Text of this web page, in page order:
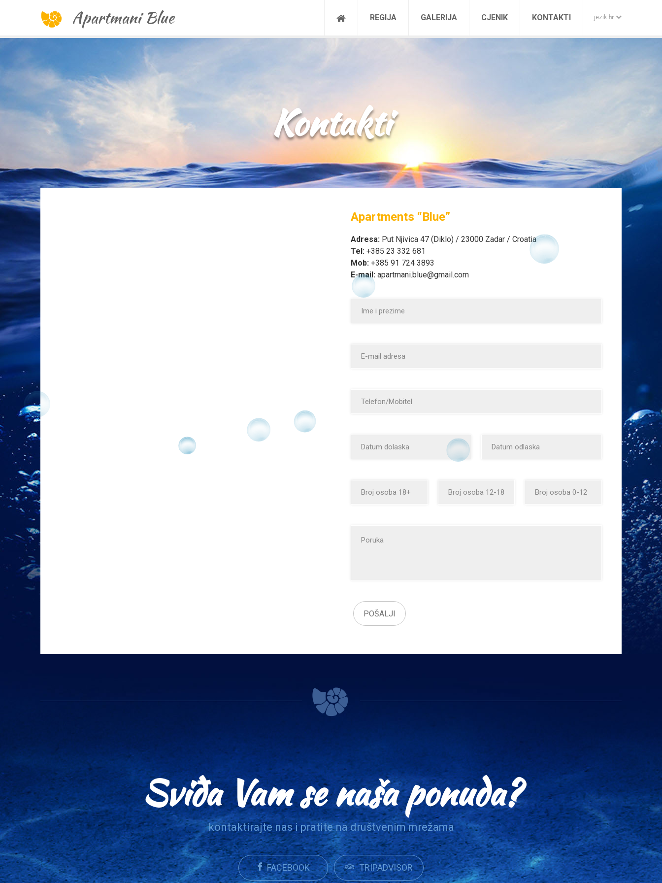
Apartmani Blue REGIJA GALERIJA CJENIK KONTAKTI jezik hr
Kontakti
Apartments “Blue”
Adresa: Put Njivica 47 (Diklo) / 23000 Zadar / Croatia
Tel: +385 23 332 681
Mob: +385 91 724 3893
E-mail: apartmani.blue@gmail.com
Sviđa Vam se naša ponuda?
kontaktirajte nas i pratite na društvenim mrežama
FACEBOOK TRIPADVISOR